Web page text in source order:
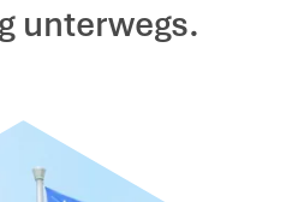
unterwegs.